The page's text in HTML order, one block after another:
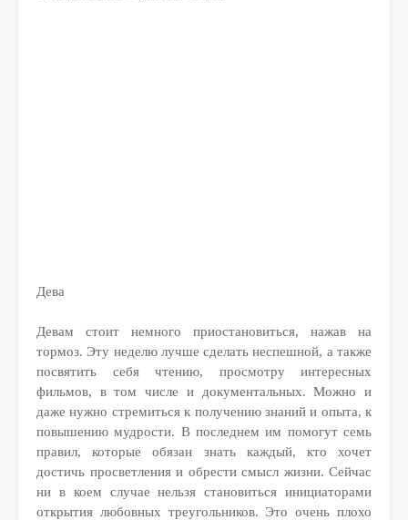
Дева
Девам стоит немного приостановиться, нажав на
тормоз. Эту неделю лучше сделать неспешной, а также
посвятить себя чтению, просмотру интересных
фильмов, в том числе и документальных. Можно и
даже нужно стремиться к получению знаний и опыта, к
повышению мудрости. В последнем им помогут семь
правил, которые обязан знать каждый, кто хочет
достичь просветления и обрести смысл жизни. Сейчас
ни в коем случае нельзя становиться инициаторами
открытия любовных треугольников. Это очень плохо